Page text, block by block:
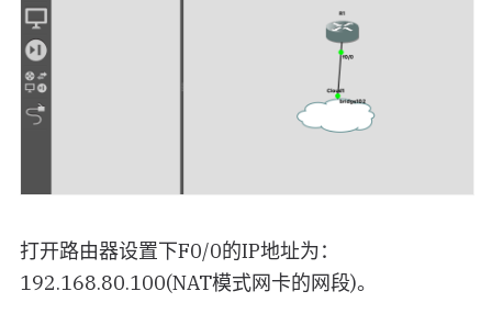
打开路由器设置下F0/0的IP地址为：
192.168.80.100(NAT模式网卡的网段)。